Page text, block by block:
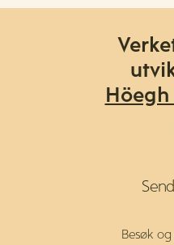
Höegh
Besøk